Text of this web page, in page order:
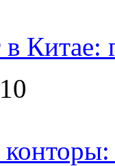
Китае: